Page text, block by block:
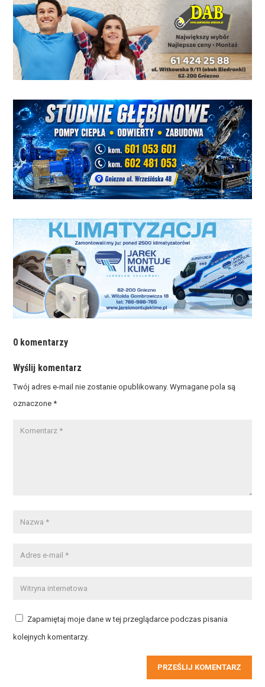
0 komentarzy
Wyślij komentarz
Twój adres e-mail nie zostanie opublikowany. Wymagane pola są
oznaczone*
Zapamiętaj moje dane w tej przeglądarce podczas pisania
kolejnych komentarzy.
PRZEŚLIJ KOMENTARZ